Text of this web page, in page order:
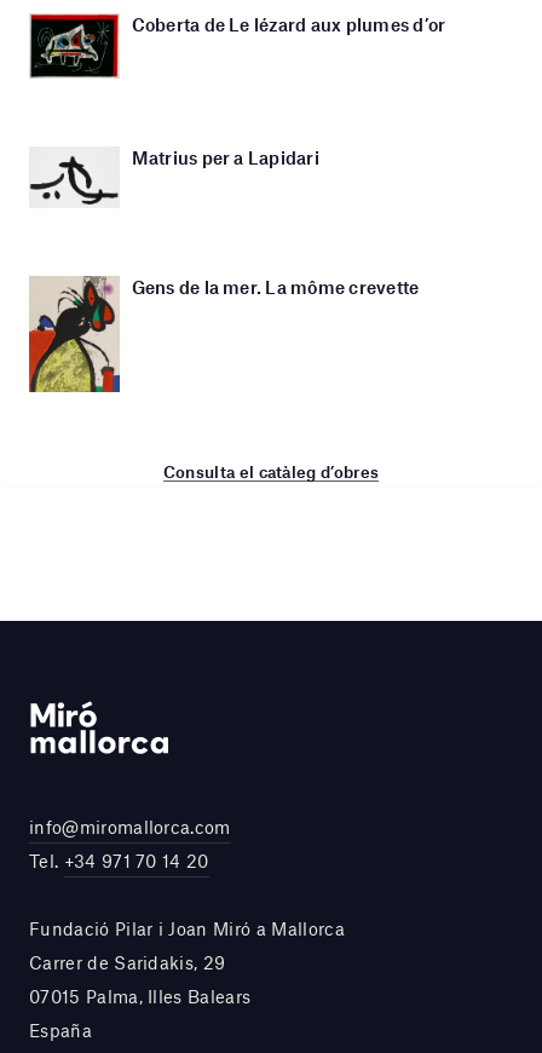
Coberta de Le lézard aux plumes d’or
Matrius per a Lapidari
Gens de la mer. La môme crevette
Consulta el catàleg d’obres
info@miromallorca.com
Tel. +34 971 70 14 20
Fundació Pilar i Joan Miró a Mallorca
Carrer de Saridakis, 29
07015 Palma, Illes Balears
España